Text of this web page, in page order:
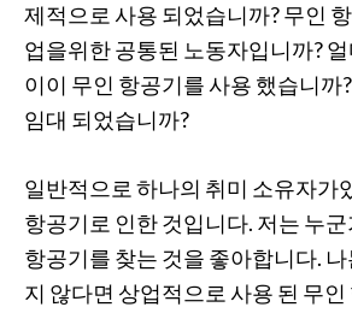
제적으로 사용 되었습니까? 무인
업을위한 공통된 노동자입니까?
이이 무인 항공기를 사용 했습니까
임대 되었습니까?
일반적으로 하나의 취미 소유자가
항공기로 인한 것입니다. 저는 누
항공기를 찾는 것을 좋아합니다.
지 않다면 상업적으로 사용 된 무